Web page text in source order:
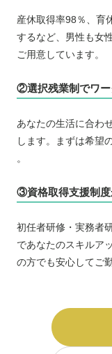
産休取得率98％、育
するなど、男性も女
ご用意しています。
②選択残業制でワー
あなたの生活に合わ
します。まずは希望
。
③資格取得支援制度
初任者研修・実務者
であなたのスキルア
の方でも安心してご